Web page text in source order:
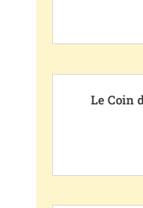
Le Coin